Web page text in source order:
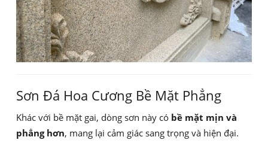
Sơn Đá Hoa Cương Bề Mặt Phẳng
Khác với bề mặt gai, dòng sơn này có bề mặt mịn và
phẳng hơn, mang lại cảm giác sang trọng và hiện đại.